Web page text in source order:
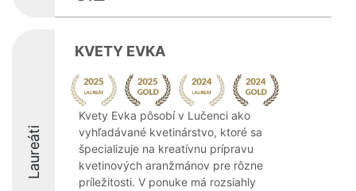
Laureáti
KVETY EVKA
Kvety Evka pôsobí v Lučenci ako
vyhľadávané kvetinárstvo, ktoré sa
špecializuje na kreatívnu prípravu
kvetinových aranžmánov pre rôzne
príležitosti. V ponuke má rozsiahly